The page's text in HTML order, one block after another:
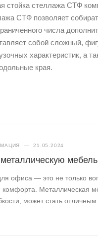
стойка стеллажа СТФ
СТФ позволяет
числа
собой сложный,
характеристик, а
края.
— 21.05.2024
офиса — это не только
комфорта. Металлическая
может стать